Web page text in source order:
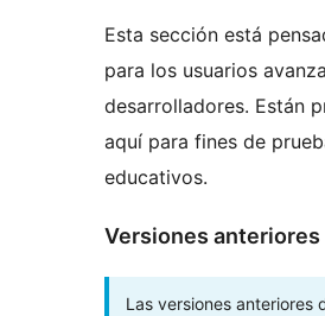
Esta sección está
para los usuarios
desarrolladores. Están
aquí para fines de
educativos.
Versiones anteriores
Las versiones anteriores